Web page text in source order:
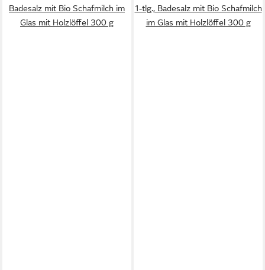
Badesalz mit Bio Schafmilch im
Glas mit Holzlöffel 300 g
1-tlg., Badesalz mit Bio Schafmilch
im Glas mit Holzlöffel 300 g